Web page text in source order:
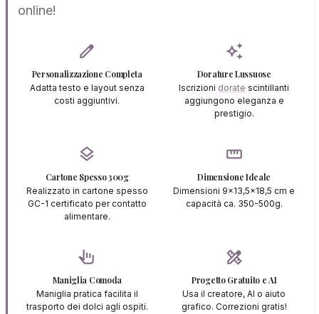
online!
edit
Personalizzazione Completa
Adatta testo e layout senza
costi aggiuntivi.
auto_awesome
Dorature Lussuose
Iscrizioni dorate scintillanti
aggiungono eleganza e
prestigio.
layers
Cartone Spesso 300g
Realizzato in cartone spesso
GC-1 certificato per contatto
alimentare.
straighten
Dimensione Ideale
Dimensioni 9x13,5x18,5 cm e
capacità ca. 350-500g.
pan_tool_alt
Maniglia Comoda
Maniglia pratica facilita il
trasporto dei dolci agli ospiti.
design_services
Progetto Gratuito e AI
Usa il creatore, AI o aiuto
grafico. Correzioni gratis!